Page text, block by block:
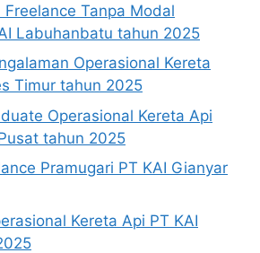
Freelance Tanpa Modal
Labuhanbatu tahun 2025
Operasional Kereta
Timur tahun 2025
Operasional Kereta Api
tahun 2025
Pramugari PT KAI Gianyar
Kereta Api PT KAI